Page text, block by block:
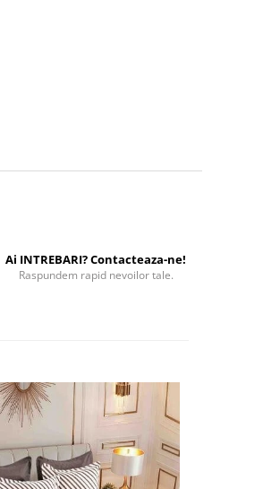
Ai INTREBARI? Contacteaza-ne!
Raspundem rapid nevoilor tale.